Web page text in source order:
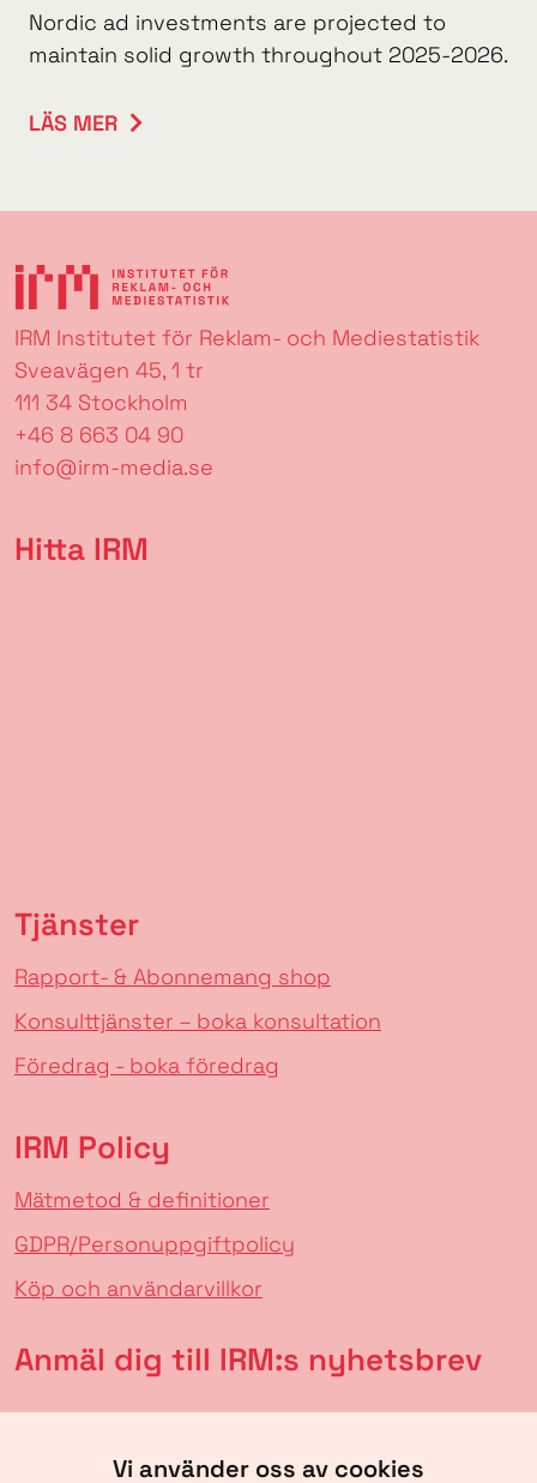
Vi använder oss av cookies
Nordic ad investments are projected to
maintain solid growth throughout 2025-2026.
LÄS MER
IRM Institutet för Reklam- och Mediestatistik
Sveavägen 45, 1 tr
111 34 Stockholm
+46 8 663 04 90
info@irm-media.se
Hitta IRM
Tjänster
Rapport- & Abonnemang shop
Konsulttjänster – boka konsultation
Föredrag - boka föredrag
IRM Policy
Mätmetod & definitioner
GDPR/Personuppgiftpolicy
Köp och användarvillkor
Anmäl dig till IRM:s nyhetsbrev